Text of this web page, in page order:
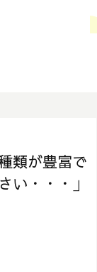
類が豊富で
い・・・」